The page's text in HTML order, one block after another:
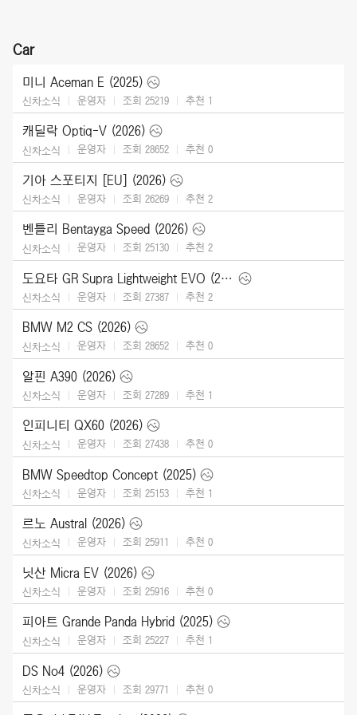
Car
미니 Aceman E (2025)
신차소식 운영자 조회 25219 추천 1
캐딜락 Optiq-V (2026)
신차소식 운영자 조회 28652 추천 0
기아 스포티지 [EU] (2026)
신차소식 운영자 조회 26269 추천 2
벤틀리 Bentayga Speed (2026)
신차소식 운영자 조회 25130 추천 2
도요타 GR Supra Lightweight EVO (2026)
신차소식 운영자 조회 27387 추천 2
BMW M2 CS (2026)
신차소식 운영자 조회 28652 추천 0
알핀 A390 (2026)
신차소식 운영자 조회 27289 추천 1
인피니티 QX60 (2026)
신차소식 운영자 조회 27438 추천 0
BMW Speedtop Concept (2025)
신차소식 운영자 조회 25153 추천 1
르노 Austral (2026)
신차소식 운영자 조회 25911 추천 0
닛산 Micra EV (2026)
신차소식 운영자 조회 25916 추천 0
피아트 Grande Panda Hybrid (2025)
신차소식 운영자 조회 25227 추천 1
DS No4 (2026)
신차소식 운영자 조회 29771 추천 0